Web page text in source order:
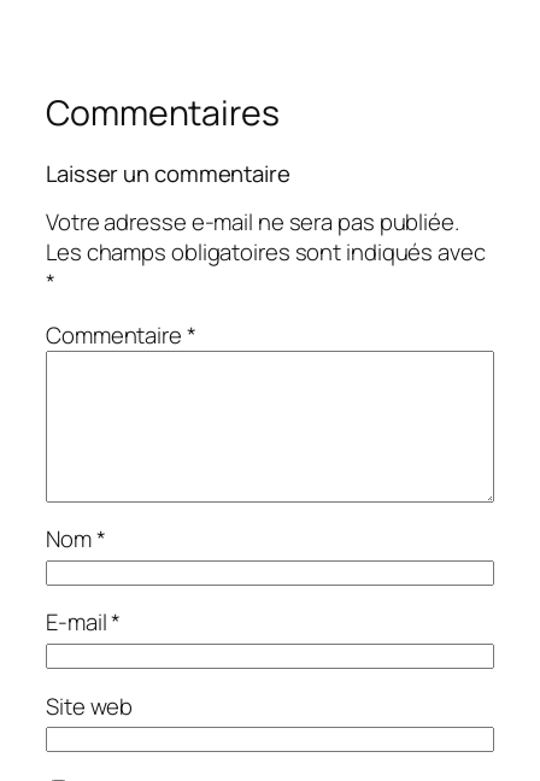
Commentaires
Laisser un commentaire
Votre adresse e-mail ne sera pas publiée.
Les champs obligatoires sont indiqués avec
*
Commentaire*
Nom*
E-mail*
Site web